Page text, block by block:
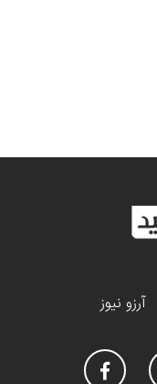
آرزو نیوز